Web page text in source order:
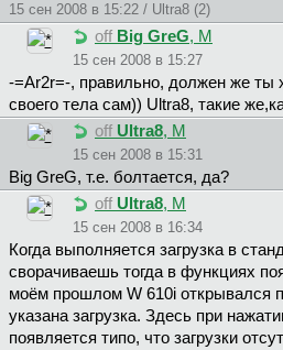
15 сен 2008 в 15:22 / Ultra8 (2)
off Big GreG, М
15 сен 2008 в 15:27
-=Ar2r=-, правильно, должен же ты
своего тела сам)) Ultra8, такие
off Ultra8, М
15 сен 2008 в 15:31
Big GreG, т.е. болтается, да?
off Ultra8, М
15 сен 2008 в 16:34
Когда выполняется загрузка в
сворачиваешь тогда в функциях
моём прошлом W 610i открывался
указана загрузка. Здесь при
появляется типо, что загрузки